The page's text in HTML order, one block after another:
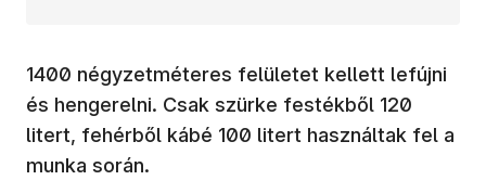
1400 négyzetméteres felületet kellett lefújni
és hengerelni. Csak szürke festékből 120
litert, fehérből kábé 100 litert használtak fel a
munka során.